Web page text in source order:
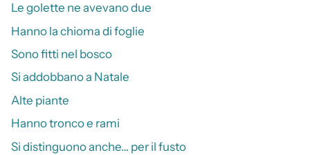
Le golette ne avevano due
Hanno la chioma di foglie
Sono fitti nel bosco
Si addobbano a Natale
Alte piante
Hanno tronco e rami
Si distinguono anche… per il fusto